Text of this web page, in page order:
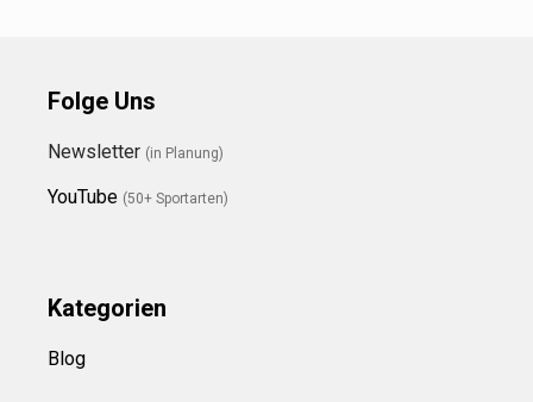
Folge Uns
Newsletter (in Planung)
YouTube (50+ Sportarten)
Kategorien
Blog